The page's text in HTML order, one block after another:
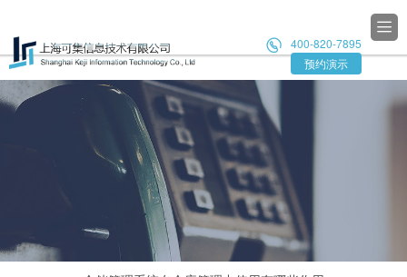

预约演示
 400-820-7895